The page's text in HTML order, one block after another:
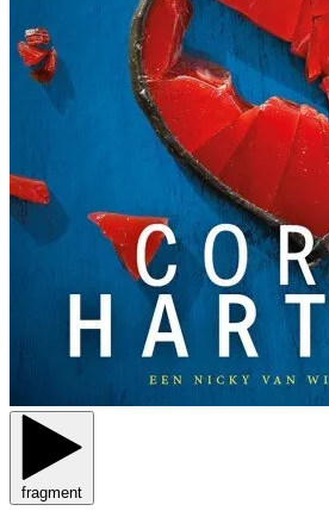
fragment